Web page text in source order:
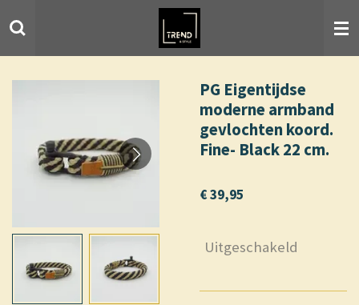
direct
PG Eigentijdse
moderne armband
gevlochten koord.
Fine- Black 22 cm.
€ 39,95
Uitgeschakeld